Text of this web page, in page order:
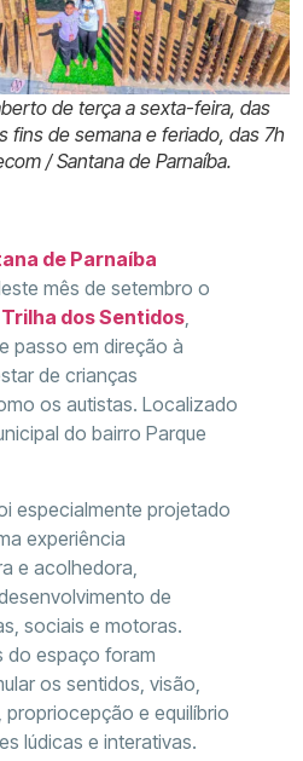
de terça a sexta-feira, das
fins de semana e feriado, das 7h
/ Santana de Parnaíba.
de Parnaíba
mês de setembro o
dos Sentidos,
passo em direção à
de crianças
os autistas. Localizado
do bairro Parque
especialmente projetado
experiência
e acolhedora,
de
sociais e motoras.
do espaço foram
os sentidos, visão,
e equilíbrio
lúdicas e interativas.